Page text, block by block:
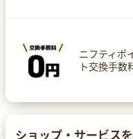
ニフティポ
ト交換手数
ショップ・サービス